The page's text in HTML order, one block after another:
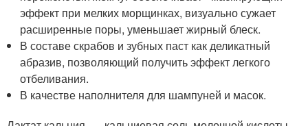
эффект при мелких морщинках, визуально сужает
расширенные поры, уменьшает жирный блеск.
В составе скрабов и зубных паст как деликатный
абразив, позволяющий получить эффект легкого
отбеливания.
В качестве наполнителя для шампуней и масок.